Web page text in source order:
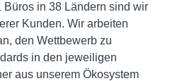
Büros in 38 Ländern sind wir
Kunden. Wir arbeiten
den Wettbewerb zu
in den jeweiligen
aus unserem Ökosystem